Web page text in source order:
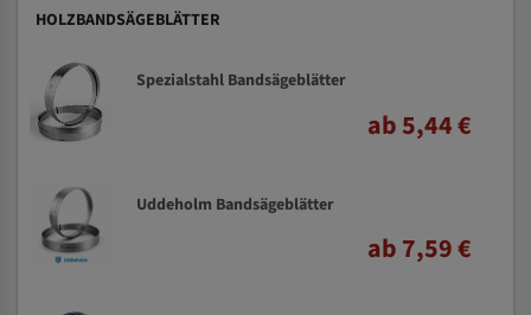
HOLZBANDSÄGEBLÄTTER
Spezialstahl Bandsägeblätter
ab 5,44 €
Uddeholm Bandsägeblätter
ab 7,59 €